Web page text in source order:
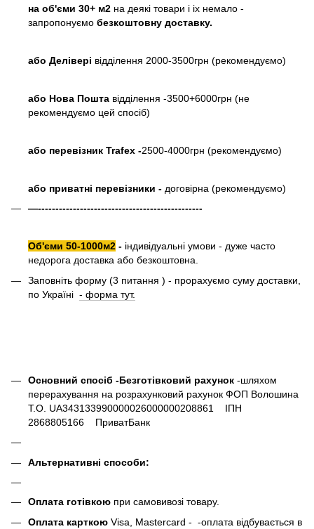
на об'єми 30+ м2 на деякі товари і іх немало -
запропонуємо безкоштовну доставку.
або Делівері відділення 2000-3500грн (рекомендуємо)
або Нова Пошта відділення -3500+6000грн (не
рекомендуємо цей спосіб)
або перевізник Trafex -2500-4000грн (рекомендуємо)
або приватні перевізники - договірна (рекомендуємо)
—-----------------------------------------------
Об'єми 50-1000м2 - індивідуальні умови - дуже часто
недорога доставка або безкоштовна.
Заповніть форму (3 питання ) - прорахуємо суму доставки,
по Україні - форма тут.
Основний спосіб -Безготівковий рахунок -шляхом
перерахування на розрахунковий рахунок ФОП Волошина
Т.О. UA343133990000026000000208861 ІПН
2868805166 ПриватБанк
Альтернативні способи:
Оплата готівкою при самовивозі товару.
Оплата карткою Visa, Mastercard - -оплата відбувається в